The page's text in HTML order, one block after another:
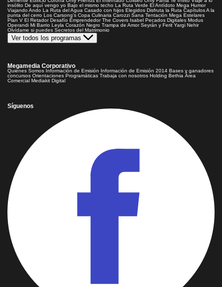
insólito De aquí vengo yo Bajo el mismo techo La Ruta Verde El Antídoto Mega Humor
Viajando Ando La Ruta del Agua Casado con hijos Elegidos Disfruta la Ruta CapítulosA la
punta del cerro Los Carsong's Copa Culinaria Carozzi Sana Tentación Mega Estelares
Plan V El Retador Desafío Emprendedor The Covers Isabel Pecados Digitales Modus
Operandi Mi Barrio Leyla Corazón Negro Trampa de Amor Seyrán y Ferit Yargi Nehir
Olvídame si puedes Secretos del Matrimonio
Ver todos los programas
Megamedia Corporativo
Quienes Somos Información de Emisión Información de Emisión 2014 Bases y ganadores
concursos Orientaciones Programáticas Trabaja con nosotros Holding Bethia Área
Comercial Mediakit Digital
Síguenos